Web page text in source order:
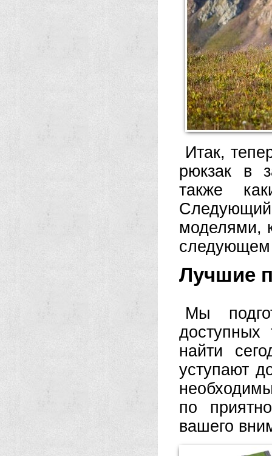
Итак,
рюкзак в
также
моделями,
следующем
Лучшие
Мы
доступных
найти
уступают
по
вашего